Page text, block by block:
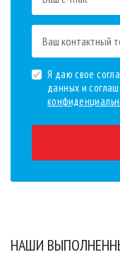
Я даю свое
данных и
НАШИ